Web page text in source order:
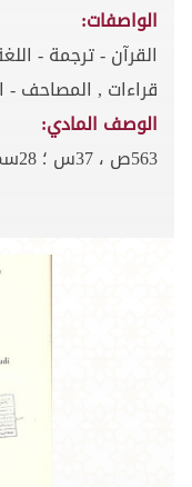
الواصفات:
القرآن - ترجمة -
قراءات , المصاحف -
الوصف المادي:
563ص ، 37س ؛ 28سم